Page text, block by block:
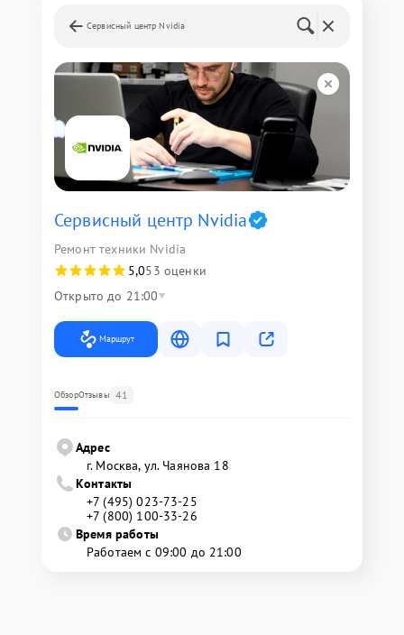
Сервисный центр Nvidia
Сервисный центр Nvidia
Ремонт техники Nvidia
5,053 оценки
Открыто до 21:00
Маршрут
ОбзорОтзывы 41
Адрес
г. Москва, ул. Чаянова 18
Контакты
+7 (495) 023-73-25
+7 (800) 100-33-26
Время работы
Работаем с 09:00 до 21:00